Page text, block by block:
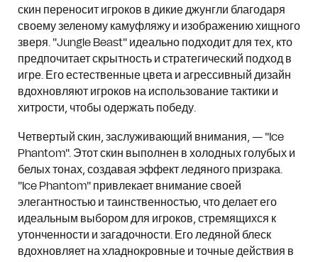
скин переносит игроков в дикие джунгли благодаря
своему зеленому камуфляжу и изображению хищного
зверя. "Jungle Beast" идеально подходит для тех, кто
предпочитает скрытность и стратегический подход в
игре. Его естественные цвета и агрессивный дизайн
вдохновляют игроков на использование тактики и
хитрости, чтобы одержать победу.
Четвертый скин, заслуживающий внимания, — "Ice
Phantom". Этот скин выполнен в холодных голубых и
белых тонах, создавая эффект ледяного призрака.
"Ice Phantom" привлекает внимание своей
элегантностью и таинственностью, что делает его
идеальным выбором для игроков, стремящихся к
утонченности и загадочности. Его ледяной блеск
вдохновляет на хладнокровные и точные действия в